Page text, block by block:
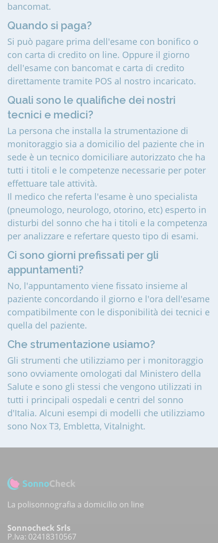
bancomat.
Quando si paga?
Si può pagare prima dell'esame con bonifico o
con carta di credito on line. Oppure il giorno
dell'esame con bancomat e carta di credito
direttamente tramite POS al nostro incaricato.
Quali sono le qualifiche dei nostri
tecnici e medici?
La persona che installa la strumentazione di
monitoraggio sia a domicilio del paziente che in
sede è un tecnico domiciliare autorizzato che ha
tutti i titoli e le competenze necessarie per poter
effettuare tale attività.
Il medico che referta l'esame è uno specialista
(pneumologo, neurologo, otorino, etc) esperto in
disturbi del sonno che ha i titoli e la competenza
per analizzare e refertare questo tipo di esami.
Ci sono giorni prefissati per gli
appuntamenti?
No, l'appuntamento viene fissato insieme al
paziente concordando il giorno e l'ora dell'esame
compatibilmente con le disponibilità dei tecnici e
quella del paziente.
Che strumentazione usiamo?
Gli strumenti che utilizziamo per i monitoraggio
sono ovviamente omologati dal Ministero della
Salute e sono gli stessi che vengono utilizzati in
tutti i principali ospedali e centri del sonno
d'Italia. Alcuni esempi di modelli che utilizziamo
sono Nox T3, Embletta, Vitalnight.
La polisonnografia a domicilio on line
Sonnocheck Srls
P.Iva: 02418310567